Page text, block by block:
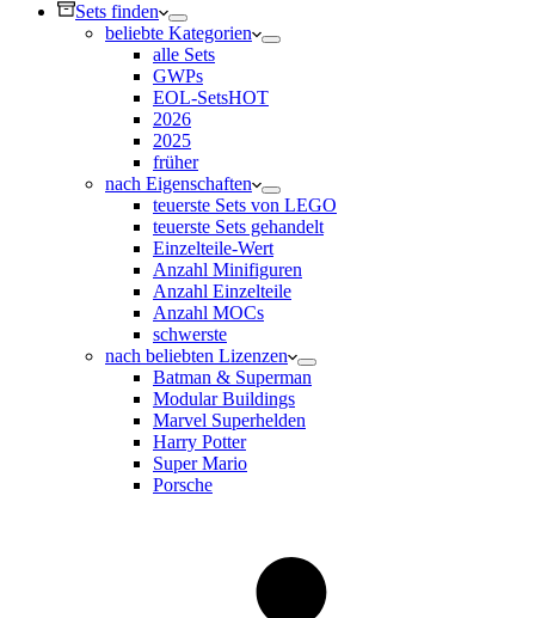
Sets finden
beliebte Kategorien
alle Sets
GWPs
EOL-SetsHOT
2026
2025
früher
nach Eigenschaften
teuerste Sets von LEGO
teuerste Sets gehandelt
Einzelteile-Wert
Anzahl Minifiguren
Anzahl Einzelteile
Anzahl MOCs
schwerste
nach beliebten Lizenzen
Batman & Superman
Modular Buildings
Marvel Superhelden
Harry Potter
Super Mario
Porsche